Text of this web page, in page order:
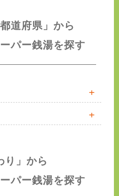
道府県」から
パー銭湯を探す
り」から
パー銭湯を探す